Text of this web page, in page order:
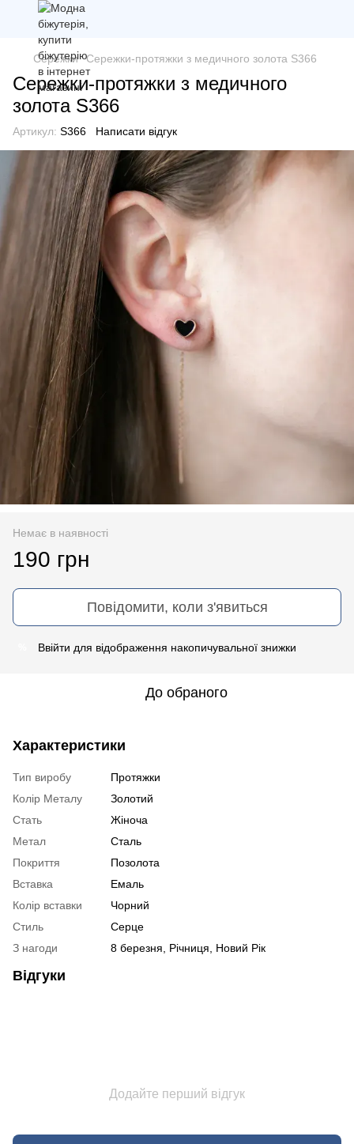
Сережки Сережки-протяжки з медичного золота S366
Сережки-протяжки з медичного
золота S366
Артикул: S366 Написати відгук
Немає в наявності
190 грн
Повідомити, коли з'явиться
Ввійти для відображення накопичувальної знижки
До обраного
Характеристики
Тип виробу
Протяжки
Колір Металу
Золотий
Стать
Жіноча
Метал
Сталь
Покриття
Позолота
Вставка
Емаль
Колір вставки
Чорний
Стиль
Серце
З нагоди
8 березня, Річниця, Новий Рік
Відгуки
Додайте перший відгук